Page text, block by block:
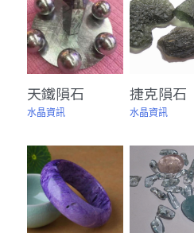
天鐵隕石
水晶資訊
捷克隕石
水晶資訊